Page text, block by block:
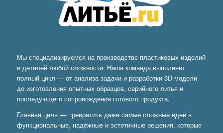
Мы специализируемся на производстве пластиковых изделий
и деталей любой сложности. Наша команда выполняет
полный цикл — от анализа задачи и разработки 3D-модели
до изготовления опытных образцов, серийного литья и
последующего сопровождения готового продукта.
Главная цель — превратить даже самые сложные идеи в
функциональные, надёжные и эстетичные решения, которые